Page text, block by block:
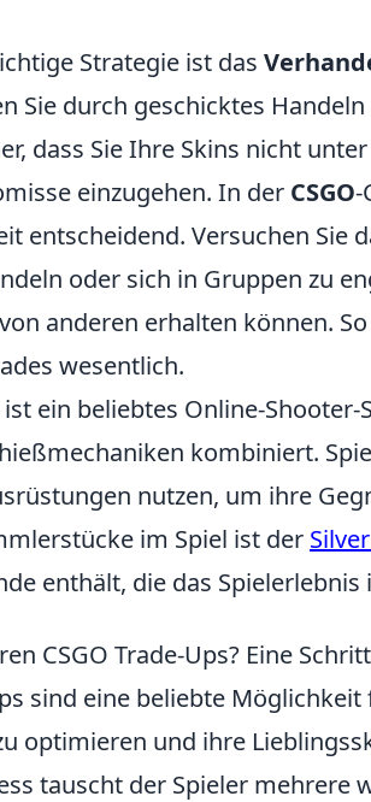
Strategie ist das
Sie durch geschicktes
dass Sie Ihre Skins nicht
einzugehen. In der CSGO-
entscheidend. Versuchen Sie
oder sich in Gruppen zu
anderen erhalten können.
wesentlich.
ein beliebtes Online-Shooter-
kombiniert.
nutzen, um ihre
im Spiel ist der
enthält, die das
CSGO Trade-Ups? Eine
sind eine beliebte Möglichkeit
optimieren und ihre
tauscht der Spieler mehrere